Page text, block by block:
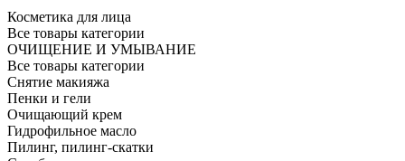
Косметика для лица
Все товары категории
ОЧИЩЕНИЕ И УМЫВАНИЕ
Все товары категории
Снятие макияжа
Пенки и гели
Очищающий крем
Гидрофильное масло
Пилинг, пилинг-скатки